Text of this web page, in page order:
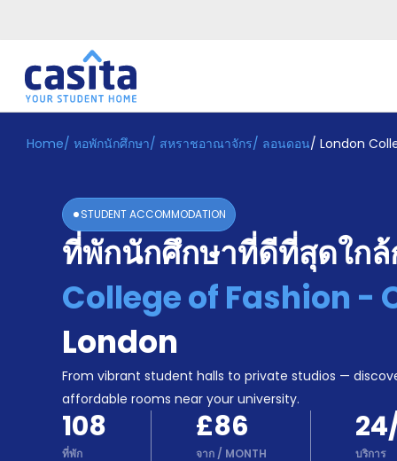
Home TH GBP
ระบบ
Booking
Accommodation
Become
Partner
Support
Home/ หอพักนักศึกษา/ สหราชอาณาจักร/ ลอนดอน/ London
STUDENT ACCOMMODATION
ที่พักนักศึกษาที่ดีที่สุดใก
College of Fashion -
London
From vibrant student halls to private studios —
affordable rooms near your university.
108
ที่พัก
£86
จาก/ MONTH บริการ